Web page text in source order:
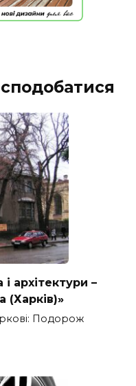
архітектури –
(Харків)»
Подорож